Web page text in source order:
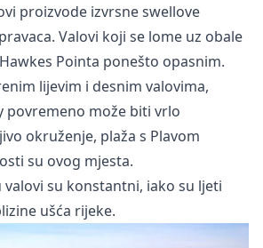
proizvode izvrsne swellove
Valovi koji se lome uz obale
Pointa ponešto opasnim.
lijevim i desnim valovima,
povremeno može biti vrlo
okruženje, plaža s Plavom
su ovog mjesta.
valovi su konstantni, iako su ljeti
ušća rijeke.